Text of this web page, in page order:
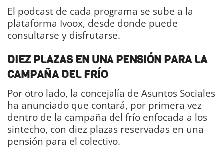
El podcast de cada programa se sube a la
plataforma Ivoox, desde donde puede
consultarse y disfrutarse.
DIEZ PLAZAS EN UNA PENSIÓN PARA LA
CAMPAÑA DEL FRÍO
Por otro lado, la concejalía de Asuntos Sociales
ha anunciado que contará, por primera vez
dentro de la campaña del frío enfocada a los
sintecho, con diez plazas reservadas en una
pensión para el colectivo.